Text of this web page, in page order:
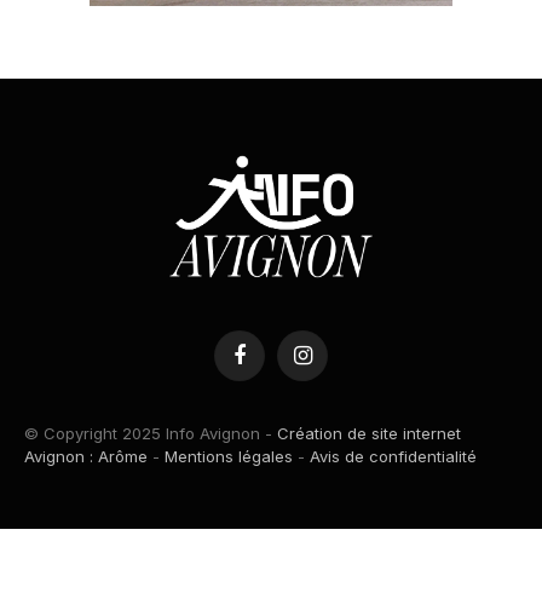
FacebookInstagram
© Copyright 2025 Info Avignon - Création de site internet
Avignon : Arôme - Mentions légales - Avis de confidentialité